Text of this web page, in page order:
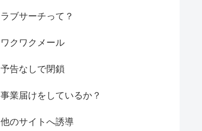
ラブサーチって？
ワクワクメール
予告なしで閉鎖
事業届けをしているか？
他のサイトへ誘導